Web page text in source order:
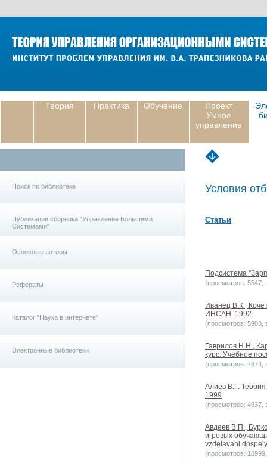
Теория Практика Обучение
Проект
Умное
управление
Поиск по библиотеке
Публикации сборника "Управление Большими
Системами"
Основные авторы
Рефераты
Каталог "Наука в интернете"
Электронные библиотеки
Условия
Статьи
Подсистема
(просмотров: 5547,
Иванец В.К.,
ИНСАН. 1992
(просмотров: 5903,
Гаврилов Н.Н.,
курс: Учебное
(просмотров: 7874,
Алиев В.Г.
1999
(просмотров: 4937,
Авдеев В.П.,
игровых
vzdelavani
(просмотров: